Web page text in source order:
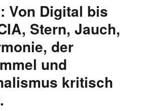
Russen,
&
Plagiate,
Von Digital bis
Stern, Jauch,
der
und
kritisch